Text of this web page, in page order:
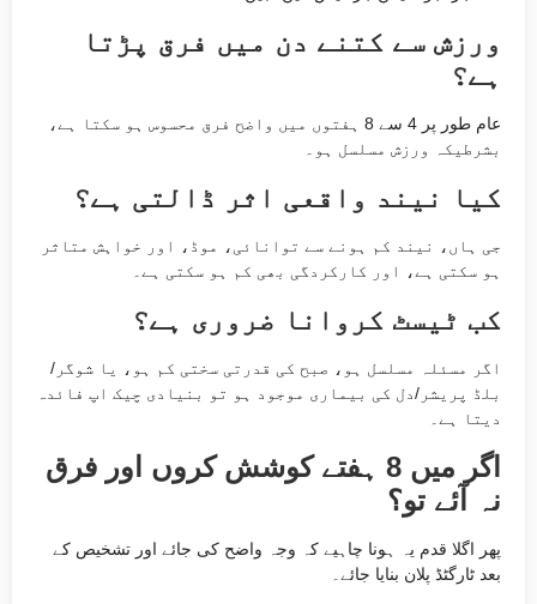
ورزش سے کتنے دن میں فرق پڑتا
ہے؟
عام طور پر 4 سے 8 ہفتوں میں واضح فرق محسوس ہو سکتا ہے،
بشرطیکہ ورزش مسلسل ہو۔
کیا نیند واقعی اثر ڈالتی ہے؟
جی ہاں، نیند کم ہونے سے توانائی، موڈ، اور خواہش متاثر
ہو سکتی ہے، اور کارکردگی بھی کم ہو سکتی ہے۔
کب ٹیسٹ کروانا ضروری ہے؟
اگر مسئلہ مسلسل ہو، صبح کی قدرتی سختی کم ہو، یا شوگر/
بلڈ پریشر/دل کی بیماری موجود ہو تو بنیادی چیک اپ فائدہ
دیتا ہے۔
اگر میں 8 ہفتے کوشش کروں اور فرق
نہ آئے تو؟
پھر اگلا قدم یہ ہونا چاہیے کہ وجہ واضح کی جائے اور تشخیص کے
بعد ٹارگٹڈ پلان بنایا جائے۔